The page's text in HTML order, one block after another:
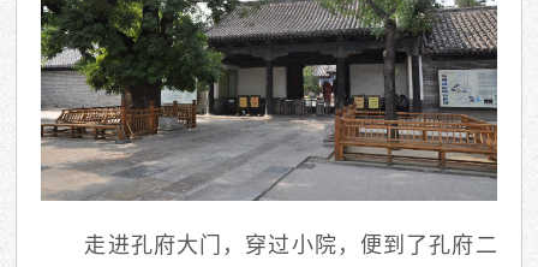
走进孔府大门，穿过小院，便到了孔府二